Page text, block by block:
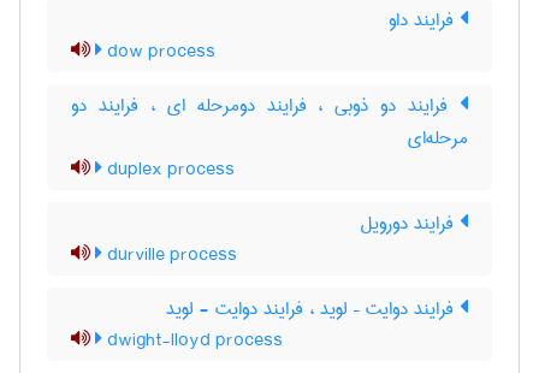
فرایند داو
dow process
فرایند دو ذوبی ، فرایند دومرحله ای ، فرایند دو
مرحله‌ای
duplex process
فرایند دورویل
durville process
فرایند دوایت – لوید ، فرایند دوایت - لوید
dwight-lloyd process